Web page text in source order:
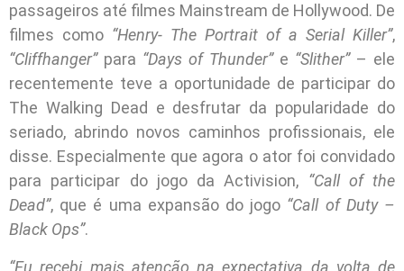
passageiros até filmes Mainstream de Hollywood. De
filmes como “Henry- The Portrait of a Serial Killer”,
“Cliffhanger”para “Days of Thunder”e “Slither”– ele
recentemente teve a oportunidade de participar do
The Walking Dead e desfrutar da popularidade do
seriado, abrindo novos caminhos profissionais, ele
disse. Especialmente que agora o ator foi convidado
para participar do jogo da Activision, “Call of the
Dead”, que é uma expansão do jogo “Call of Duty –
Black Ops”.
“Eu recebi mais atenção na expectativa da volta de